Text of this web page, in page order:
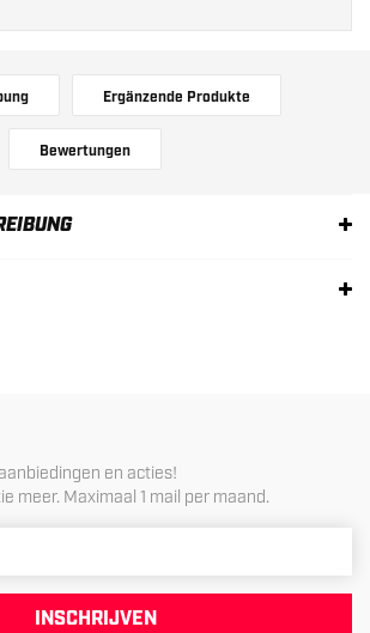
Ergänzende Produkte
Bewertungen
en acties!
meer. Maximaal 1 mail per maand.
INSCHRIJVEN